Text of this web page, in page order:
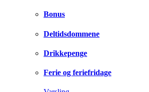
Bonus
Deltidsdommene
Drikkepenge
Ferie og feriefridage